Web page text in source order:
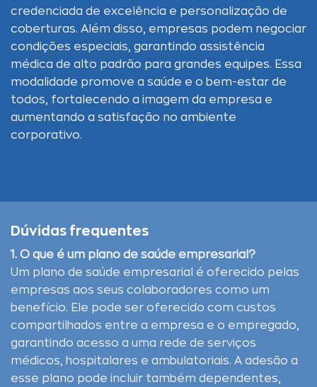
credenciada de excelência e personalização de
coberturas. Além disso, empresas podem negociar
condições especiais, garantindo assistência
médica de alto padrão para grandes equipes. Essa
modalidade promove a saúde e o bem-estar de
todos, fortalecendo a imagem da empresa e
aumentando a satisfação no ambiente
corporativo.
Dúvidas frequentes
1. O que é um plano de saúde empresarial?
Um plano de saúde empresarial é oferecido pelas
empresas aos seus colaboradores como um
benefício. Ele pode ser oferecido com custos
compartilhados entre a empresa e o empregado,
garantindo acesso a uma rede de serviços
médicos, hospitalares e ambulatoriais. A adesão a
esse plano pode incluir também dependentes,